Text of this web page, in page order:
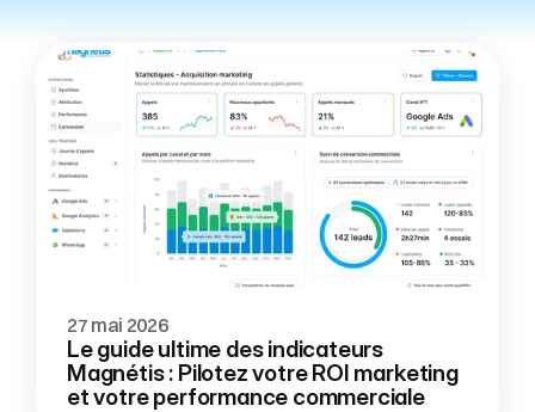
27 mai 2026
Le guide ultime des indicateurs
Magnétis : Pilotez votre ROI marketing
et votre performance commerciale